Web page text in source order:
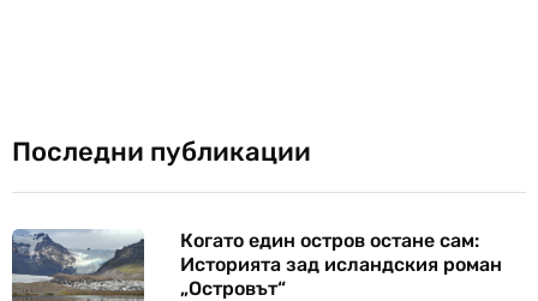
Последни публикации
Когато един остров остане сам:
Историята зад исландския роман
„Островът“